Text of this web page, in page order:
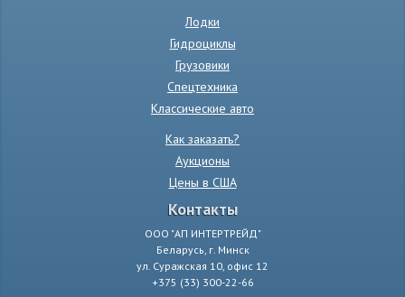
Лодки
Гидроциклы
Грузовики
Спецтехника
Классические авто
Как заказать?
Аукционы
Цены в США
Контакты
ООО "АП ИНТЕРТРЕЙД"
Беларусь, г. Минск
ул. Суражская 10, офис 12
+375 (33) 300-22-66